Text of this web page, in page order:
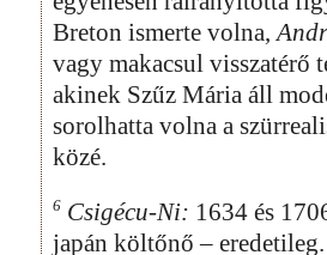
Breton ismerte volna,
vagy makacsul visszatérő
akinek Szűz Mária áll
sorolhatta volna a
közé.
6 Csigécu-Ni: 1634 és
japán költőnő –